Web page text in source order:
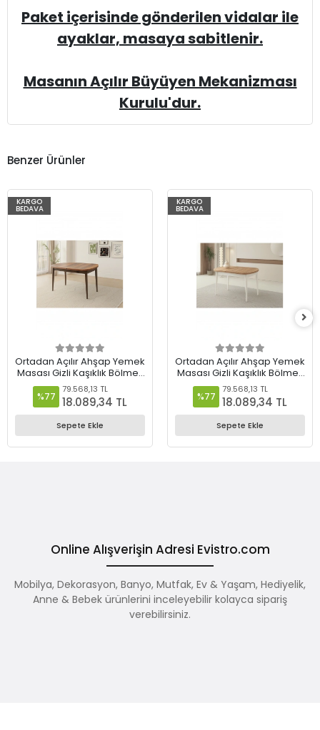
Paket içerisinde gönderilen vidalar ile
ayaklar, masaya sabitlenir.
Masanın Açılır Büyüyen Mekanizması
Kurulu'dur.
Benzer Ürünler
KARGO
BEDAVA
%77
Ortadan Açılır Ahşap Yemek
Masası Gizli Kaşıklık Bölmeli
80cm x 140cm Barok Ceviz
%77
79.568,13 TL
18.089,34 TL
Sepete Ekle
KARGO
BEDAVA
%77
Ortadan Açılır Ahşap Yemek
Masası Gizli Kaşıklık Bölmeli
80cm x 140cm Diş Budak-
Beyaz
%77
79.568,13 TL
18.089,34 TL
Sepete Ekle
Online Alışverişin Adresi Evistro.com
Mobilya, Dekorasyon, Banyo, Mutfak, Ev & Yaşam, Hediyelik,
Anne & Bebek ürünlerini inceleyebilir kolayca sipariş
verebilirsiniz.